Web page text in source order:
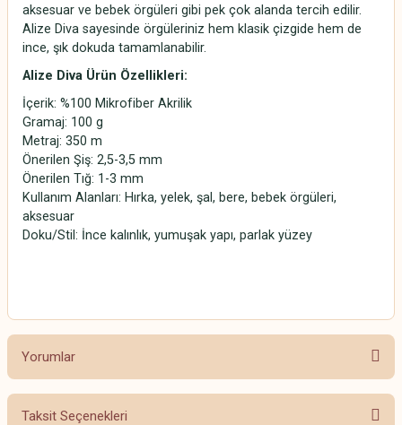
aksesuar ve bebek örgüleri gibi pek çok alanda tercih edilir.
Alize Diva sayesinde örgüleriniz hem klasik çizgide hem de
ince, şık dokuda tamamlanabilir.
Alize Diva Ürün Özellikleri:
İçerik: %100 Mikrofiber Akrilik
Gramaj: 100 g
Metraj: 350 m
Önerilen Şiş: 2,5-3,5 mm
Önerilen Tığ: 1-3 mm
Kullanım Alanları: Hırka, yelek, şal, bere, bebek örgüleri,
aksesuar
Doku/Stil: İnce kalınlık, yumuşak yapı, parlak yüzey
Yorumlar
Taksit Seçenekleri